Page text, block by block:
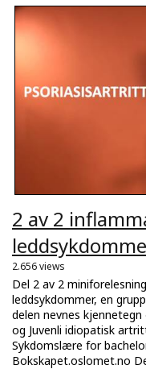
2 av 2
2.656 views
Del 2 av 2
leddsykdommer, en
delen nevnes
og Juvenli idiopatisk
Sykdomslære for
Bokskapet.oslomet.no